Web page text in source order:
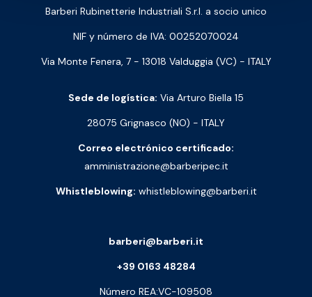
Barberi Rubinetterie Industriali S.r.l. a socio unico
NIF y número de IVA: 00252070024
Via Monte Fenera, 7 - 13018 Valduggia (VC) - ITALY
Sede de logística: Via Arturo Biella 15
28075 Grignasco (NO) - ITALY
Correo electrónico certificado:
amministrazione@barberipec.it
Whistleblowing: whistleblowing@barberi.it
barberi@barberi.it
+39 0163 48284
Número REA:VC-109508